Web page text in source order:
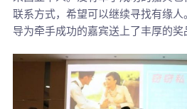
联系方式，希望可以继续寻找有缘
导为牵手成功的嘉宾送上了丰厚的奖